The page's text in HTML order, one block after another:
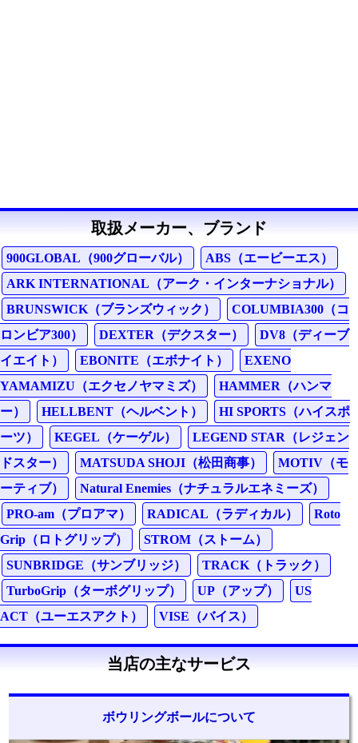
取扱メーカー、ブランド
900GLOBAL（900グローバル）
ABS（エービーエス）
ARK INTERNATIONAL（アーク・インターナショナル）
BRUNSWICK（ブランズウィック）
COLUMBIA300（コ
ロンビア300）
DEXTER（デクスター）
DV8（ディーブ
イエイト）
EBONITE（エボナイト）
EXENO
YAMAMIZU（エクセノヤマミズ）
HAMMER（ハンマ
ー）
HELLBENT（ヘルベント）
HI SPORTS（ハイスポ
ーツ）
KEGEL（ケーゲル）
LEGEND STAR（レジェン
ドスター）
MATSUDA SHOJI（松田商事）
MOTIV（モ
ーティブ）
Natural Enemies（ナチュラルエネミーズ）
PRO-am（プロアマ）
RADICAL（ラディカル）
Roto
Grip（ロトグリップ）
STROM（ストーム）
SUNBRIDGE（サンブリッジ）
TRACK（トラック）
TurboGrip（ターボグリップ）
UP（アップ）
US
ACT（ユーエスアクト）
VISE（バイス）
当店の主なサービス
ボウリングボールについて